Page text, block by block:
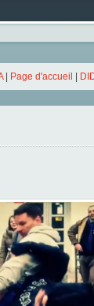
| Page d'accueil